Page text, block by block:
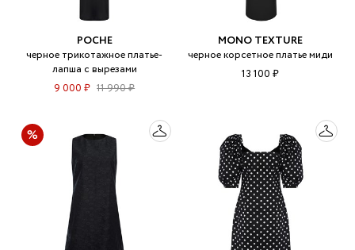
POCHE
черное трикотажное платье-
лапша с вырезами
9 000 ₽ 11 990 ₽
MONO TEXTURE
черное корсетное платье миди
13 100 ₽